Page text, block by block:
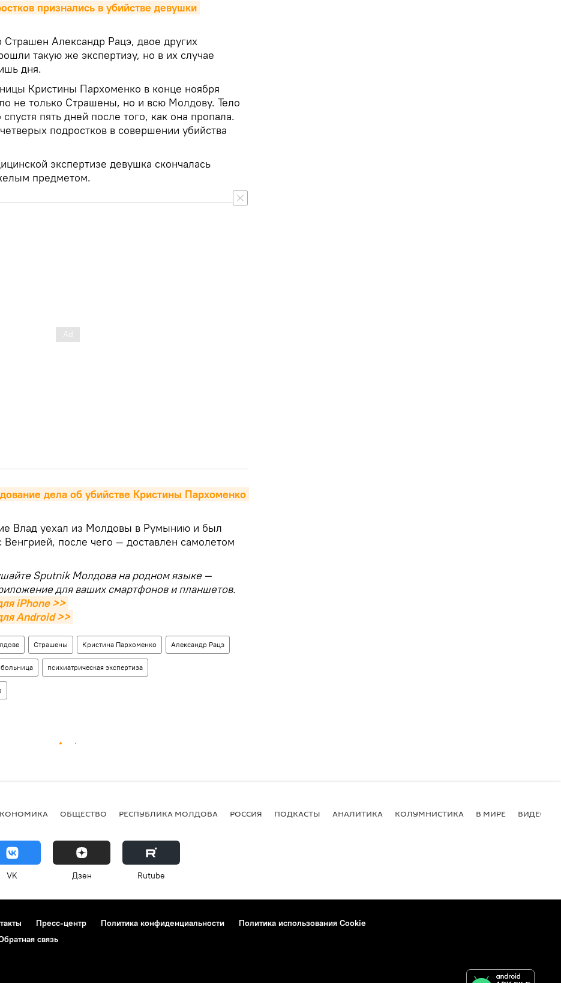
признались в убийстве девушки
Александр Рацэ, двое других
такую же экспертизу, но в их случае
дня.
Кристины Пархоменко в конце ноября
не только Страшены, но и всю Молдову. Тело
пять дней после того, как она пропала.
подростков в совершении убийства
экспертизе девушка скончалась
предметом.
дела об убийстве Кристины Пархоменко
Влад уехал из Молдовы в Румынию и был
Венгрией, после чего — доставлен самолетом
Sputnik Молдова на родном языке —
для ваших смартфонов и планшетов.
iPhone >>
Android >>
Страшены Кристина Пархоменко Александр Рацэ
больница психиатрическая экспертиза
ОБЩЕСТВО РЕСПУБЛИКА МОЛДОВА РОССИЯ ПОДКАСТЫ АНАЛИТИКА КОЛУМНИСТИКА В МИРЕ ВИДЕО
VK Дзен Rutube
Пресс-центр Политика конфиденциальности
Политика использования Cookie
связь